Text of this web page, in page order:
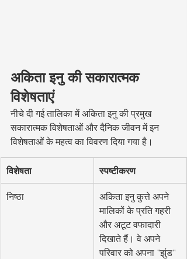
अकिता इनु की सकारात्मक
विशेषताएं
नीचे दी गई तालिका में अकिता इनु की प्रमुख
सकारात्मक विशेषताओं और दैनिक जीवन में इन
विशेषताओं के महत्व का विवरण दिया गया है।
विशेषता स्पष्टीकरण
निष्ठा
अकिता इनु कुत्ते अपने
मालिकों के प्रति गहरी
और अटूट वफादारी
दिखाते हैं। वे अपने
परिवार को अपना "झुंड"